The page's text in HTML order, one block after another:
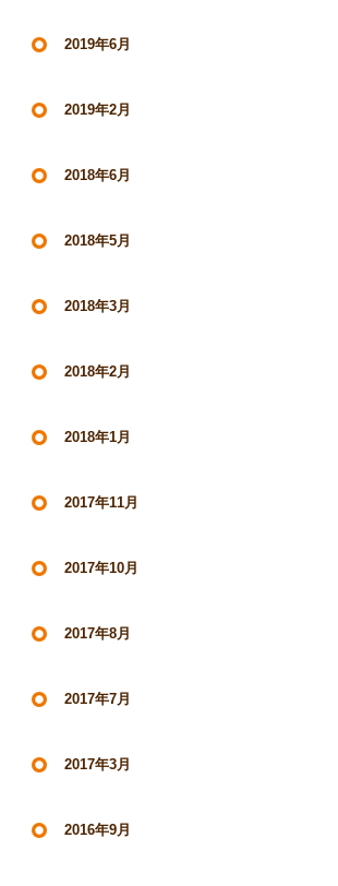
2019年6月
2019年2月
2018年6月
2018年5月
2018年3月
2018年2月
2018年1月
2017年11月
2017年10月
2017年8月
2017年7月
2017年3月
2016年9月